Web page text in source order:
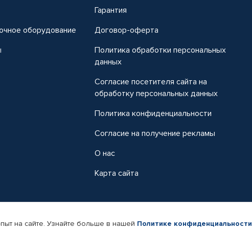
оборудование
Гарантия
Договор-оферта
Политика обработки персональных
данных
Согласие посетителя сайта на
обработку персональных данных
Политика конфиденциальности
Согласие на получение рекламы
О нас
Карта сайта
товаров Автопрофи.
на сайте. Узнайте больше в нашей Политике конфиденциальности